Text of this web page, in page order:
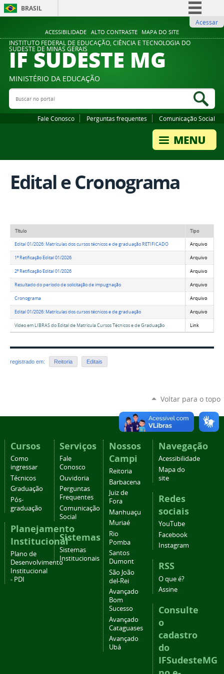
ACESSIBILIDADE ALTO CONTRASTE MAPA DO SITE
BRASIL
Comunica BR
Participe
Legislação
Acessar
INSTITUTO FEDERAL DE EDUCAÇÃO, CIÊNCIA E TECNOLOGIA DO
SUDESTE DE MINAS GERAIS
IF SUDESTE MG
MINISTÉRIO DA EDUCAÇÃO
Buscar no portal
Fale Conosco Perguntas frequentes Comunicação Social
Edital e Cronograma
Título Tipo
Edital 01/2026: Matrículas dos cursos técnicos e de graduação RETIFICADO Arquivo
1ª Retificação Edital 01/2026 Arquivo
2ª Retificação Edital 01/2026 Arquivo
Resultado do período de solicitação de impugnação Arquivo
Cronograma Arquivo
Edital 01/2026: Matrículas dos cursos técnicos e de graduação Arquivo
Vídeo em LIBRAS do Edital de Matrícula Cursos Técnicos e de Graduação Link
registrado em: Reitoria Editais
Voltar para o topo
Cursos
Como
ingressar
Técnicos
Graduação
Pós-
graduação
Planejamento
Institucional
Plano de
Desenvolvimento
Institucional
- PDI
Serviços
Fale
Conosco
Ouvidoria
Perguntas
Frequentes
Comunicação
Social
Sistemas
Sistemas
Institucionais
Nossos
Campi
Reitoria
Barbacena
Juiz de
Fora
Manhuaçu
Muriaé
Rio
Pomba
Santos
Dumont
São João
del-Rei
Avançado
Bom
Sucesso
Avançado
Cataguases
Avançado
Ubá
Navegação
Acessibilidade
Mapa do
site
Redes
sociais
YouTube
Facebook
Instagram
RSS
O que é?
Assine
Consulte
o
cadastro
do
IFSudesteMG